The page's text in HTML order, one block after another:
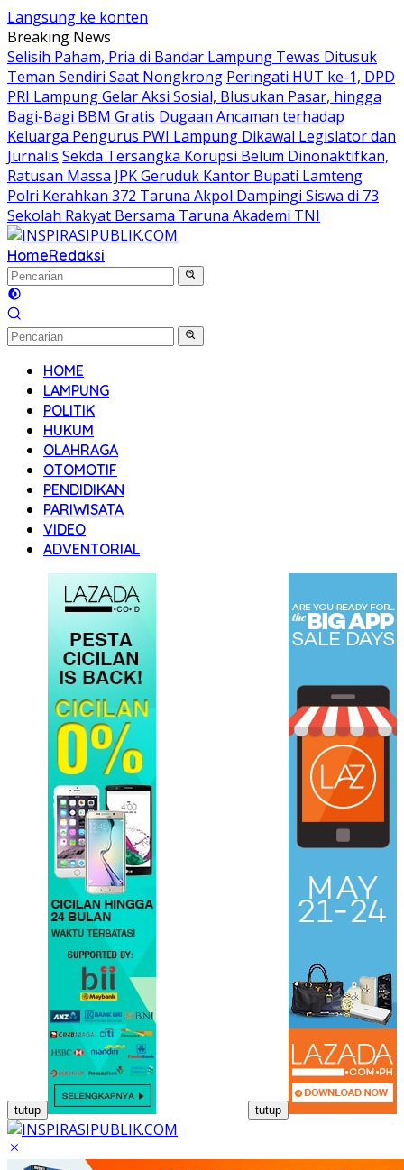
Langsung ke konten
Breaking News
Selisih Paham, Pria di Bandar Lampung Tewas Ditusuk
Teman Sendiri Saat Nongkrong Peringati HUT ke-1, DPD
PRI Lampung Gelar Aksi Sosial, Blusukan Pasar, hingga
Bagi-Bagi BBM Gratis Dugaan Ancaman terhadap
Keluarga Pengurus PWI Lampung Dikawal Legislator dan
Jurnalis Sekda Tersangka Korupsi Belum Dinonaktifkan,
Ratusan Massa JPK Geruduk Kantor Bupati Lamteng
Polri Kerahkan 372 Taruna Akpol Dampingi Siswa di 73
Sekolah Rakyat Bersama Taruna Akademi TNI
HomeRedaksi
HOME
LAMPUNG
POLITIK
HUKUM
OLAHRAGA
OTOMOTIF
PENDIDIKAN
PARIWISATA
VIDEO
ADVENTORIAL
tutup
tutup